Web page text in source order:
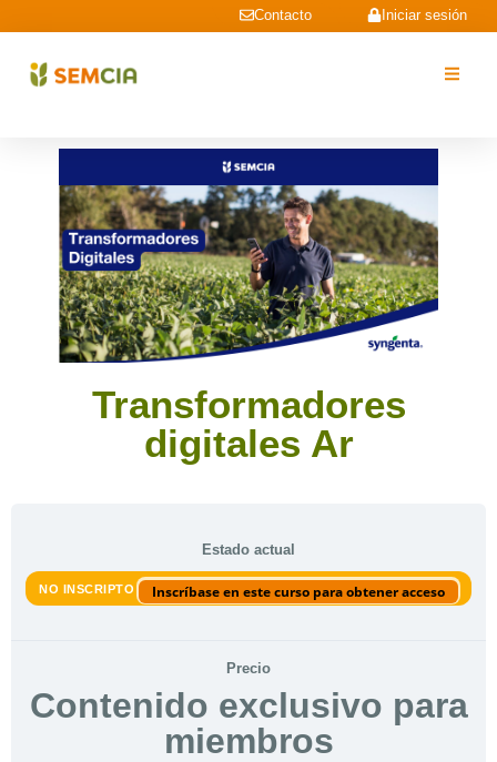
Iniciar sesión
Contacto
Transformadores
digitales Ar
Estado actual
NO INSCRIPTO Inscríbase en este curso para obtener acceso
Precio
Contenido exclusivo para
miembros